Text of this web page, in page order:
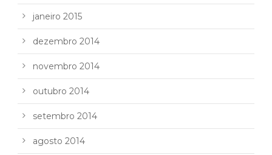
janeiro 2015
dezembro 2014
novembro 2014
outubro 2014
setembro 2014
agosto 2014